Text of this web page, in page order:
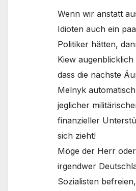
Wenn wir anstatt
Idioten auch ein
Politiker hätten,
Kiew
dass die nächste
Melnyk
jeglicher
finanzieller
sich zieht!
Möge der Herr
irgendwer
Sozialisten